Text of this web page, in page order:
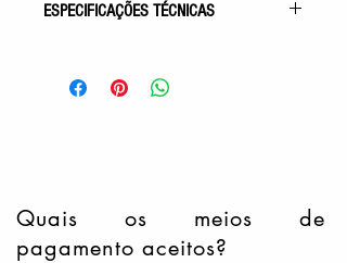
ESPECIFICAÇÕES TÉCNICAS
Acabamento: Capa Comum
Autor: Divaldo P. Franco
Editora: LEAL
Quais os meios de
pagamento aceitos?